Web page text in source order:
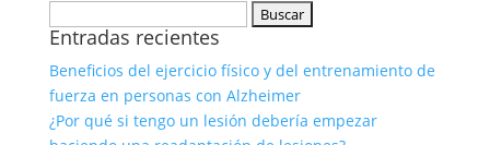
Entradas recientes
Beneficios del ejercicio físico y del entrenamiento de
fuerza en personas con Alzheimer
¿Por qué si tengo un lesión debería empezar